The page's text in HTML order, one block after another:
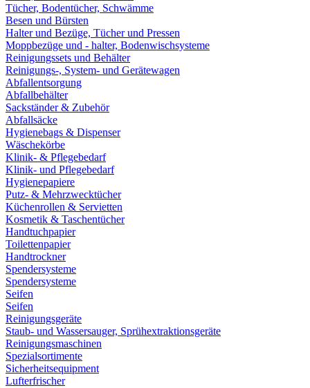
Tücher, Bodentücher, Schwämme
Besen und Bürsten
Halter und Bezüge, Tücher und Pressen
Moppbezüge und - halter, Bodenwischsysteme
Reinigungssets und Behälter
Reinigungs-, System- und Gerätewagen
Abfallentsorgung
Abfallbehälter
Sackständer & Zubehör
Abfallsäcke
Hygienebags & Dispenser
Wäschekörbe
Klinik- & Pflegebedarf
Klinik- und Pflegebedarf
Hygienepapiere
Putz- & Mehrzwecktücher
Küchenrollen & Servietten
Kosmetik & Taschentücher
Handtuchpapier
Toilettenpapier
Handtrockner
Spendersysteme
Spendersysteme
Seifen
Seifen
Reinigungsgeräte
Staub- und Wassersauger, Sprühextraktionsgeräte
Reinigungsmaschinen
Spezialsortimente
Sicherheitsequipment
Lufterfrischer